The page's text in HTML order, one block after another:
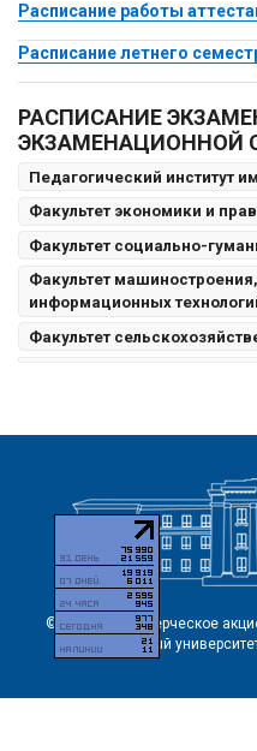
Расписание работы
Расписание летнего
РАСПИСАНИЕ
ЭКЗАМЕНАЦИОННОЙ
Педагогический институт
Факультет экономики и
Факультет социально-
Факультет
информационных
Факультет
© 2026 Некоммерческое
региональный